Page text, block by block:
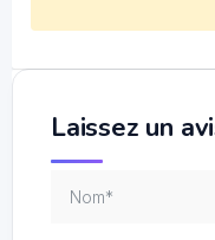
Laissez un